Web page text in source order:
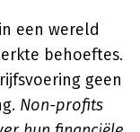
een wereld
behoeftes.
geen
Non-profits